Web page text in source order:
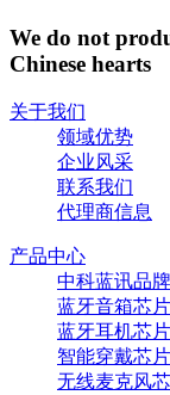
We do not
Chinese hearts
关于我们
领域优势
企业风采
联系我们
代理商信息
产品中心
中科蓝讯品
蓝牙音箱芯片
蓝牙耳机芯片
智能穿戴芯片
无线麦克风